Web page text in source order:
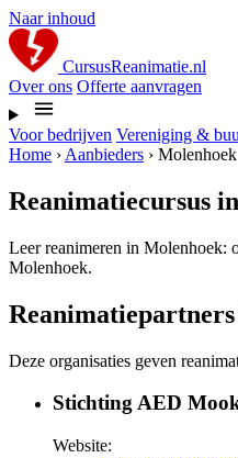
Naar inhoud
CursusReanimatie.nl
Over ons Offerte aanvragen
Voor bedrijven Vereniging &
Home › Aanbieders › Molenhoek
Reanimatiecursus
Leer reanimeren in Molenhoek:
Molenhoek.
Deze organisaties geven
Stichting AED
Website: